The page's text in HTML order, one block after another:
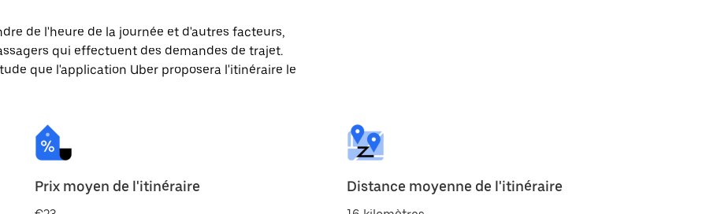
de l'heure de la journée et d'autres facteurs,
qui effectuent des demandes de trajet.
que l'application Uber proposera l'itinéraire le
Prix moyen de l'itinéraire Distance moyenne de l'itinéraire